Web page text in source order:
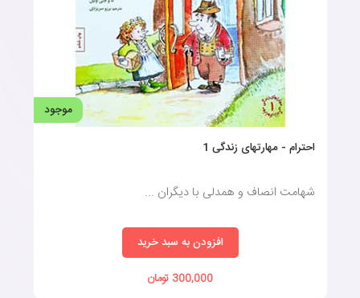
موجود
احترام - مهارتهای زندگی 1
شهامت انصاف و همدلی با دیگران ...
افزودن به سبد خرید
300,000 تومان